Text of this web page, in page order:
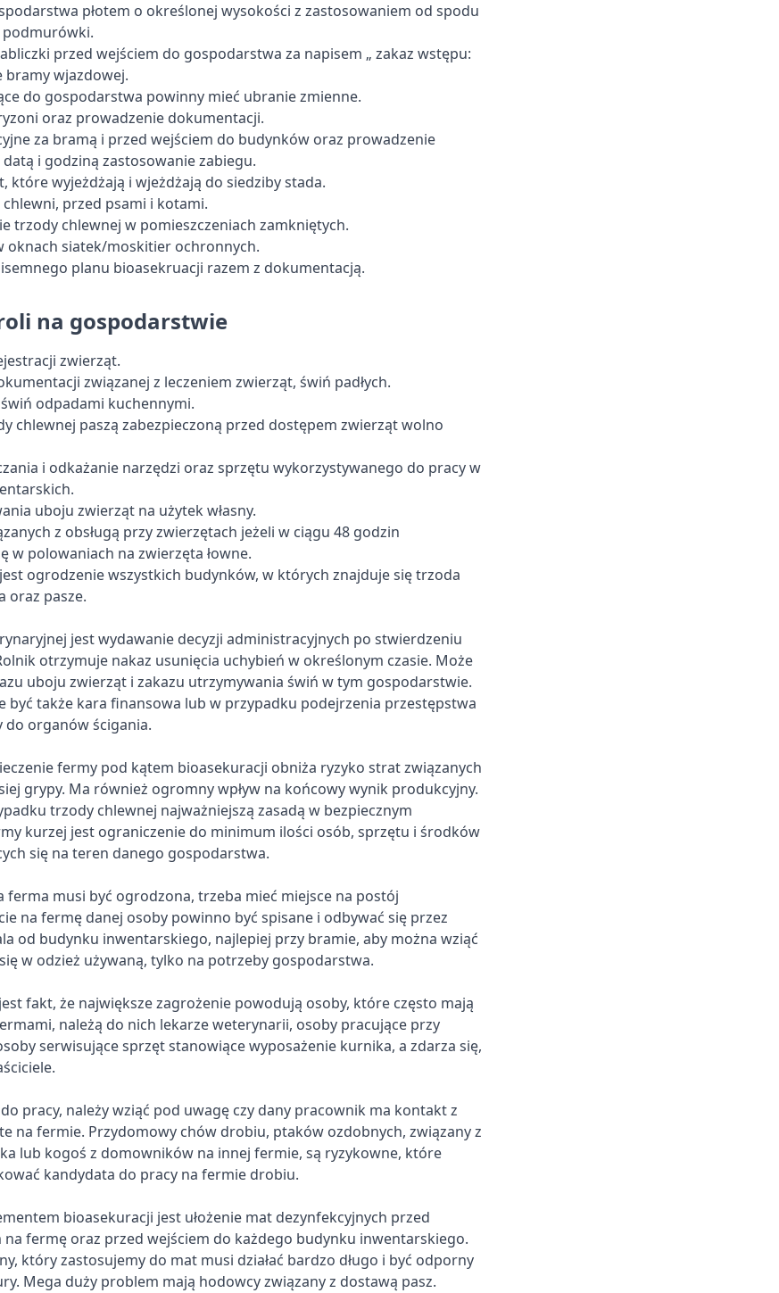
płotem o określonej wysokości z zastosowaniem od spodu
przed wejściem do gospodarstwa za napisem „ zakaz wstępu:
bramy wjazdowej.
do gospodarstwa powinny mieć ubranie zmienne.
oraz prowadzenie dokumentacji.
za bramą i przed wejściem do budynków oraz prowadzenie
i godziną zastosowanie zabiegu.
które wyjeżdżają i wjeżdżają do siedziby stada.
chlewni, przed psami i kotami.
trzody chlewnej w pomieszczeniach zamkniętych.
oknach siatek/moskitier ochronnych.
planu bioasekruacji razem z dokumentacją.
na gospodarstwie
zwierząt.
związanej z leczeniem zwierząt, świń padłych.
odpadami kuchennymi.
chlewnej paszą zabezpieczoną przed dostępem zwierząt wolno
i odkażanie narzędzi oraz sprzętu wykorzystywanego do pracy w
uboju zwierząt na użytek własny.
z obsługą przy zwierzętach jeżeli w ciągu 48 godzin
w polowaniach na zwierzęta łowne.
ogrodzenie wszystkich budynków, w których znajduje się trzoda
oraz pasze.
jest wydawanie decyzji administracyjnych po stwierdzeniu
otrzymuje nakaz usunięcia uchybień w określonym czasie. Może
uboju zwierząt i zakazu utrzymywania świń w tym gospodarstwie.
być także kara finansowa lub w przypadku podejrzenia przestępstwa
organów ścigania.
fermy pod kątem bioasekuracji obniża ryzyko strat związanych
grypy. Ma również ogromny wpływ na końcowy wynik produkcyjny.
trzody chlewnej najważniejszą zasadą w bezpiecznym
kurzej jest ograniczenie do minimum ilości osób, sprzętu i środków
się na teren danego gospodarstwa.
ferma musi być ogrodzona, trzeba mieć miejsce na postój
na fermę danej osoby powinno być spisane i odbywać się przez
od budynku inwentarskiego, najlepiej przy bramie, aby można wziąć
w odzież używaną, tylko na potrzeby gospodarstwa.
fakt, że największe zagrożenie powodują osoby, które często mają
należą do nich lekarze weterynarii, osoby pracujące przy
serwisujące sprzęt stanowiące wyposażenie kurnika, a zdarza się,
pracy, należy wziąć pod uwagę czy dany pracownik ma kontakt z
na fermie. Przydomowy chów drobiu, ptaków ozdobnych, związany z
lub kogoś z domowników na innej fermie, są ryzykowne, które
kandydata do pracy na fermie drobiu.
bioasekuracji jest ułożenie mat dezynfekcyjnych przed
na fermę oraz przed wejściem do każdego budynku inwentarskiego.
który zastosujemy do mat musi działać bardzo długo i być odporny
Mega duży problem mają hodowcy związany z dostawą pasz.